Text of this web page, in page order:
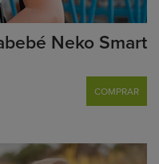
Neko Smart
COMPRAR